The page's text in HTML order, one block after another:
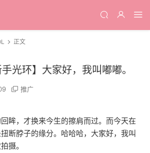
正文
光环】大家好，我叫嘟嘟。
推广
眸，才换来今生的擦肩而过。而今天在
断脖子的缘分。哈哈哈，大家好，我叫
摄。